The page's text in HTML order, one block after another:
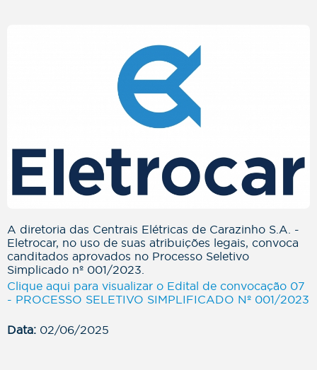
A diretoria das Centrais Elétricas de Carazinho S.A. -
Eletrocar, no uso de suas atribuições legais, convoca
canditados aprovados no Processo Seletivo
Simplicado nº 001/2023.
Clique aqui para visualizar o Edital de convocação 07
- PROCESSO SELETIVO SIMPLIFICADO Nº 001/2023
Data: 02/06/2025